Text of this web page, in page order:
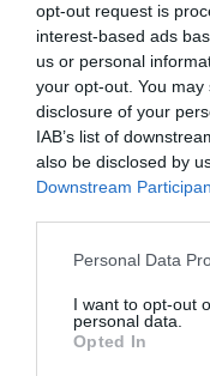
opt-out request is
interest-based ads
us or personal
your opt-out. You
disclosure of your
IAB’s list of
also be disclosed by
Downstream
Personal Data
I want to opt-out
personal data.
Opted In